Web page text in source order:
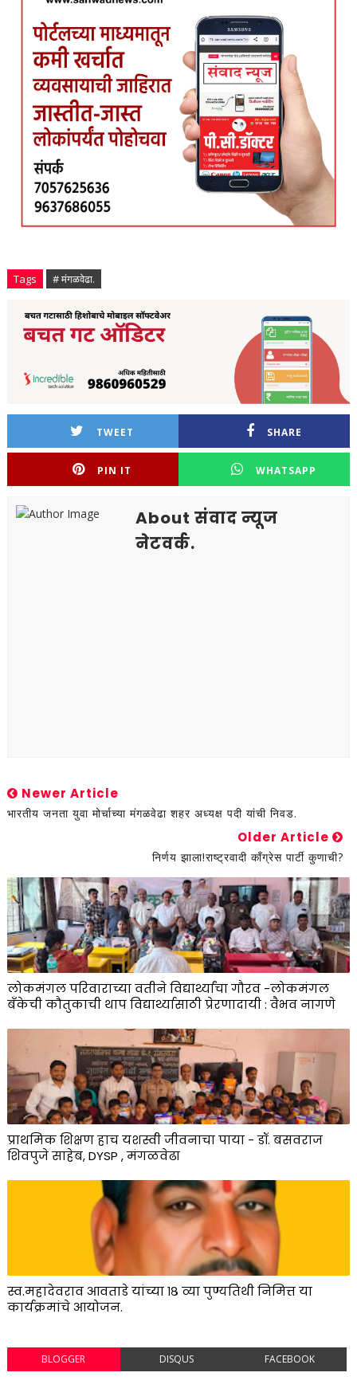
Tags # मंगळवेढा.
TWEET SHARE
PIN IT WHATSAPP
About संवाद न्यूज
नेटवर्क.
Newer Article
भारतीय जनता युवा मोर्चाच्या मंगळवेढा शहर अध्यक्ष पदी यांची निवड.
Older Article
निर्णय झाला!राष्ट्रवादी काँग्रेस पार्टी कुणाची?
लोकमंगल परिवाराच्या वतीने विद्यार्थ्यांचा गौरव -लोकमंगल
बँकेची कौतुकाची थाप विद्यार्थ्यासाठी प्रेरणादायी : वैभव नागणे
प्राथमिक शिक्षण हाच यशस्वी जीवनाचा पाया - डॉ. बसवराज
शिवपुजे साहेब, DYSP , मंगळवेढा
स्व.महादेवराव आवताडे यांच्या १८ व्या पुण्यतिथी निमित्त या
कार्यक्रमांचे आयोजन.
BLOGGER DISQUS FACEBOOK